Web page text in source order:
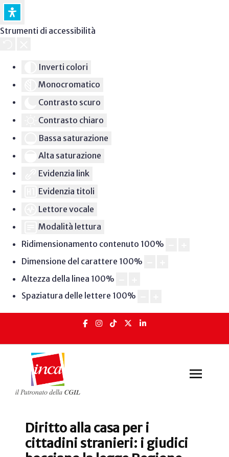
Strumenti di accessibilità
Inverti colori
Monocromatico
Contrasto scuro
Contrasto chiaro
Bassa saturazione
Alta saturazione
Evidenzia link
Evidenzia titoli
Lettore vocale
Modalità lettura
Ridimensionamento contenuto 100%
Dimensione del carattere 100%
Altezza della linea 100%
Spaziatura delle lettere 100%
Diritto alla casa per i
cittadini stranieri: i giudici